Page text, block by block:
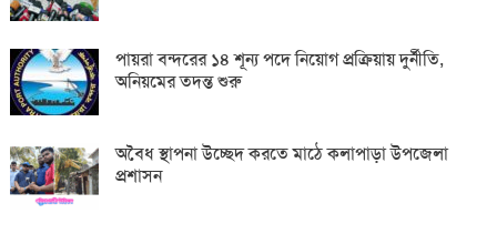
পায়রা বন্দরের ১৪ শূন্য পদে নিয়োগ প্রক্রিয়ায় দুর্নীতি,
অনিয়মের তদন্ত শুরু
অবৈধ স্থাপনা উচ্ছেদ করতে মাঠে কলাপাড়া উপজেলা
প্রশাসন